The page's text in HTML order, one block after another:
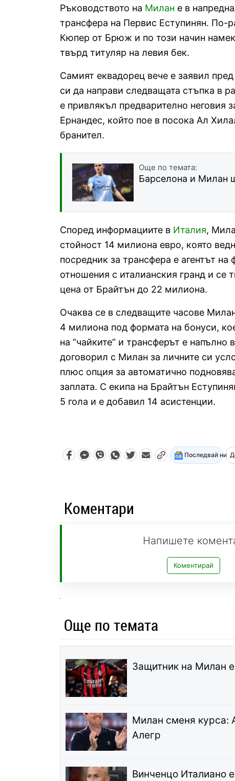
Ръководството на Милан е в
трансфера на Первис Еступинян. По-
Кюпер от Брюж и по този начин
твърд титуляр на левия бек.
Самият еквадорец вече е заявил
си да направи следващата стъпка в
е привлякъл предварително неговия
Ернандес, който пое в посока Ал
бранител.
Още по темата:
Барселона и Милан
Според информациите в Италия,
стойност 14 милиона евро, която
посредник за трансфера е агентът
отношения с италианския гранд и се
цена от Брайтън до 22 милиона.
Очаква се в следващите часове
4 милиона под формата на бонуси,
на “чайките” и трансферът е
договорил с Милан за личните си
плюс опция за автоматично
заплата. С екипа на Брайтън
5 гола и е добавил 14 асистенции.
Последвай ни
Коментари
Напишете
Коментирай
Още по темата
Защитник на Милан
Милан сменя курса:
Алегр
Винченцо Италиано